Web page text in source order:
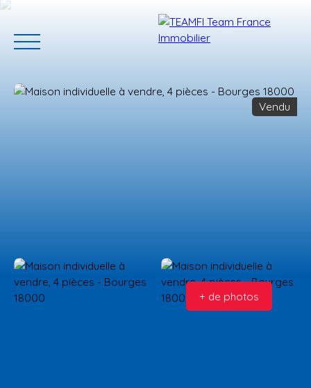
Estimation
Vendu
+ de photos